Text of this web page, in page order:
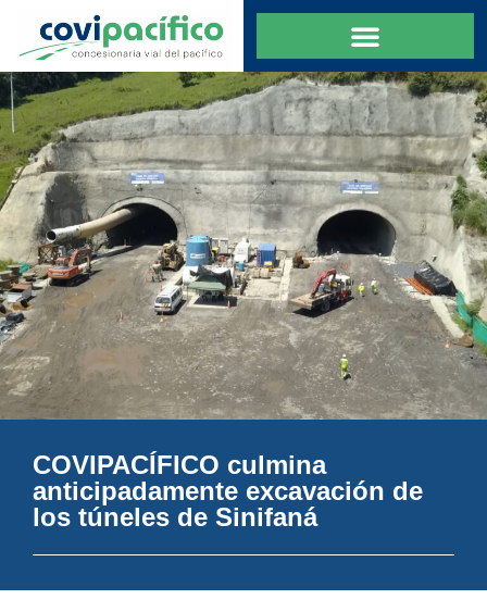
COVIPACÍFICO culmina
anticipadamente excavación de
los túneles de Sinifaná